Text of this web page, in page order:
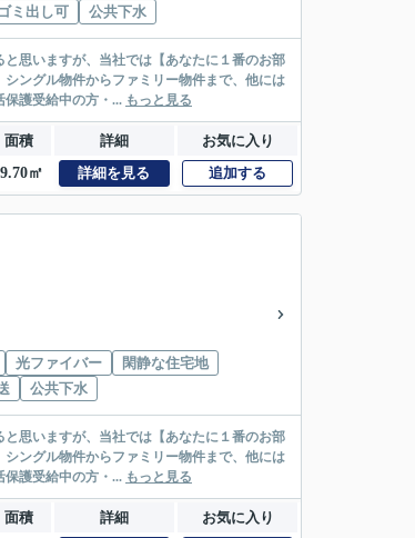
ミ出し可
公共下水
の方・生活保護受給中の方・... もっと見る
面積 詳細
お気に入り
㎡ 詳細を見る 追加する
光ファイバー
閑静な住宅地
公共下水
の方・生活保護受給中の方・... もっと見る
面積 詳細
お気に入り